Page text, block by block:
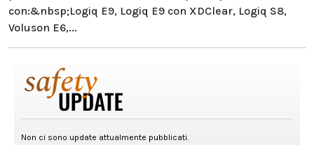
con:&nbsp;Logiq E9, Logiq E9 con XDClear, Logiq S8,
Voluson E6,...